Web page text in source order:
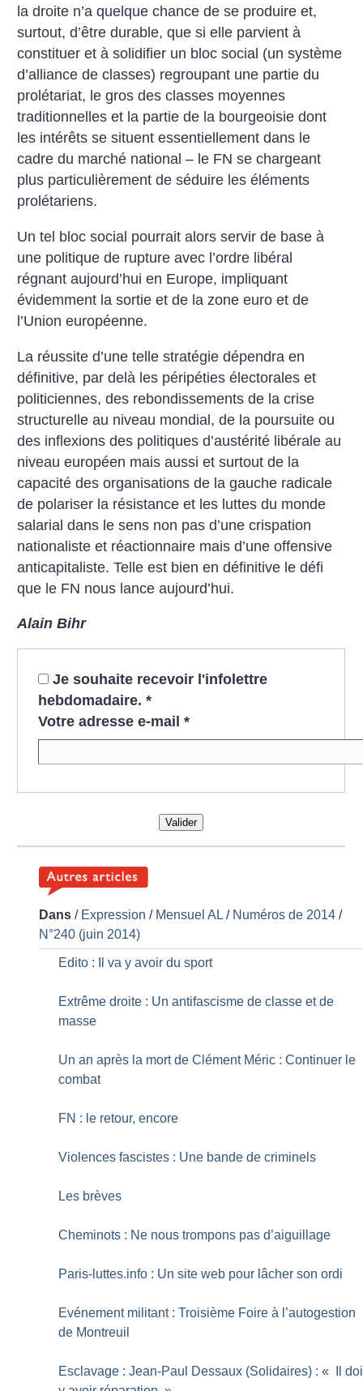
la droite n’a quelque chance de se produire et,
surtout, d’être durable, que si elle parvient à
constituer et à solidifier un bloc social (un système
d’alliance de classes) regroupant une partie du
prolétariat, le gros des classes moyennes
traditionnelles et la partie de la bourgeoisie dont
les intérêts se situent essentiellement dans le
cadre du marché national – le FN se chargeant
plus particulièrement de séduire les éléments
prolétariens.
Un tel bloc social pourrait alors servir de base à
une politique de rupture avec l’ordre libéral
régnant aujourd’hui en Europe, impliquant
évidemment la sortie et de la zone euro et de
l’Union européenne.
La réussite d’une telle stratégie dépendra en
définitive, par delà les péripéties électorales et
politiciennes, des rebondissements de la crise
structurelle au niveau mondial, de la poursuite ou
des inflexions des politiques d’austérité libérale au
niveau européen mais aussi et surtout de la
capacité des organisations de la gauche radicale
de polariser la résistance et les luttes du monde
salarial dans le sens non pas d’une crispation
nationaliste et réactionnaire mais d’une offensive
anticapitaliste. Telle est bien en définitive le défi
que le FN nous lance aujourd’hui.
Alain Bihr
Je souhaite recevoir l'infolettre
hebdomadaire. *
Votre adresse e-mail *
Valider
Dans / Expression / Mensuel AL / Numéros de 2014 /
N°240 (juin 2014)
Edito : Il va y avoir du sport
Extrême droite : Un antifascisme de classe et de
masse
Un an après la mort de Clément Méric : Continuer le
combat
FN : le retour, encore
Violences fascistes : Une bande de criminels
Les brèves
Cheminots : Ne nous trompons pas d’aiguillage
Paris-luttes.info : Un site web pour lâcher son ordi
Evénement militant : Troisième Foire à l’autogestion
de Montreuil
Esclavage : Jean-Paul Dessaux (Solidaires) : «
Il